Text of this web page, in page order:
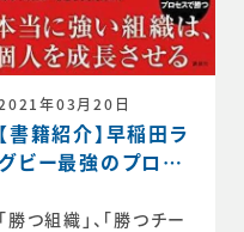
を投影できるような接
を作り、一流アスリート
どのような思考方法
年03月20日
【書籍紹介】早稲田ラ
ビー最強のプロセ
「勝つ組織」、「勝つチー